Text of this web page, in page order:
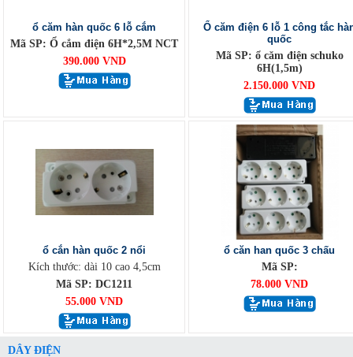
ổ căm hàn quốc 6 lỗ cắm
Mã SP: Ổ cắm điện 6H*2,5M NCT
390.000 VND
Ổ căm điện 6 lỗ 1 công tắc
quốc
Mã SP: ổ căm điện schuko
6H(1,5m)
2.150.000 VND
ổ cắn hàn quốc 2 nổi
Kích thước: dài 10 cao 4,5cm
Mã SP: DC1211
55.000 VND
ổ căn han quốc 3 chấu
Mã SP:
78.000 VND
DÂY ĐIỆN